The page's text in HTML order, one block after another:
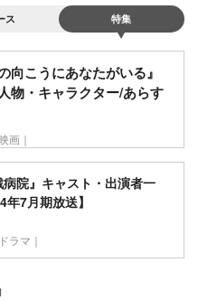
ス 特集
向こうにあなたがいる』
物・キャラクター/あらす
画｜
病院』キャスト・出演者一
7月期放送】
ラマ｜